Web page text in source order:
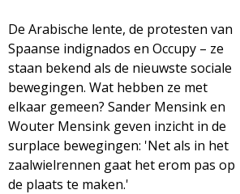
De Arabische lente, de protesten van
Spaanse indignados en Occupy – ze
staan bekend als de nieuwste sociale
bewegingen. Wat hebben ze met
elkaar gemeen? Sander Mensink en
Wouter Mensink geven inzicht in de
surplace bewegingen: 'Net als in het
zaalwielrennen gaat het erom pas op
de plaats te maken.'